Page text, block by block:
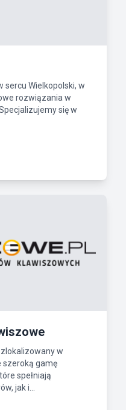
sercu Wielkopolski, w
rozwiązania w
się w
w
szeroką gamę
spełniają
jak i...